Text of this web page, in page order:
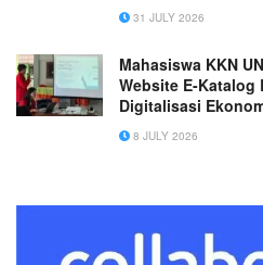
31 JULY 2026
Mahasiswa KKN
Website E-Katalog
Digitalisasi
8 JULY 2026